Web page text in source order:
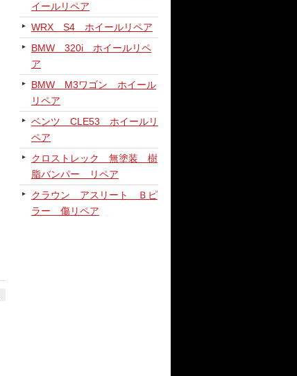
イールリペア
WRX S4 ホイールリペア
BMW 320i ホイールリペ
ア
BMW M3ワゴン ホイール
リペア
ベンツ CLE53 ホイールリ
ペア
クロストレック 無塗装 樹
脂バンパー リペア
クラウン アスリート Ｂピ
ラー 傷リペア